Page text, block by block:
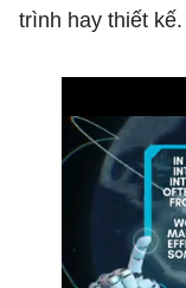
trình hay thiết kế.